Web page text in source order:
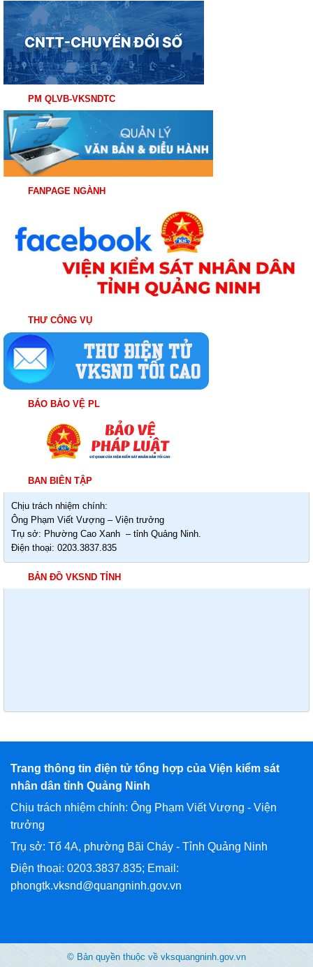
PM QLVB-VKSNDTC
FANPAGE NGÀNH
THƯ CÔNG VỤ
BÁO BẢO VỆ PL
BAN BIÊN TẬP
Chịu trách nhiệm chính:
Ông Phạm Viết Vượng – Viện trưởng
Trụ sở: Phường Cao Xanh – tỉnh Quảng Ninh.
Điện thoại: 0203.3837.835
BẢN ĐỒ VKSND TỈNH
Trang thông tin điện tử tổng hợp của Viện kiểm sát
nhân dân tỉnh Quảng Ninh
Chịu trách nhiệm chính: Ông Phạm Viết Vượng - Viện
trưởng
Trụ sở: Tổ 4A, phường Bãi Cháy - Tỉnh Quảng Ninh
Điện thoại: 0203.3837.835; Email:
phongtk.vksnd@quangninh.gov.vn
© Bản quyền thuộc về vksquangninh.gov.vn